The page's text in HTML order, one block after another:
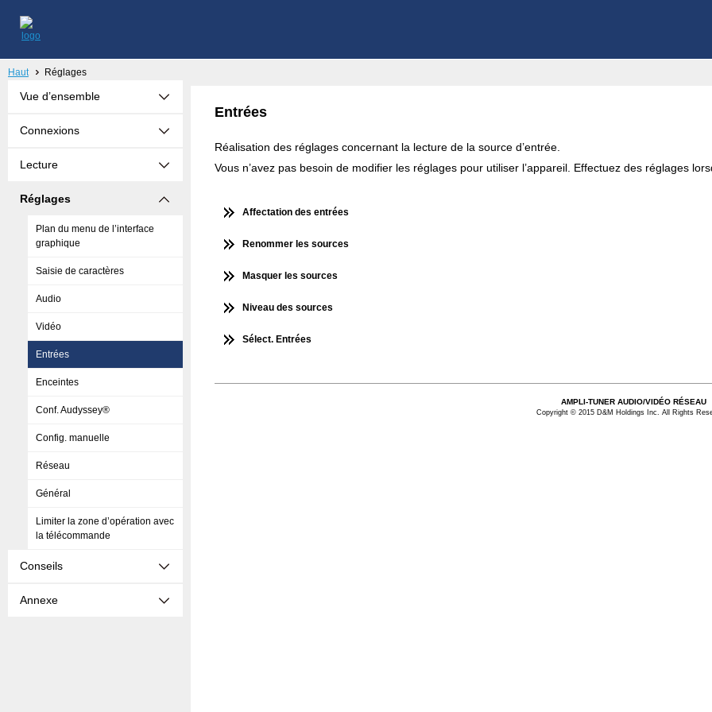
Haut Réglages
Vue d’ensemble
Connexions
Lecture
Réglages
Plan du menu de l’interface
graphique
Saisie de caractères
Audio
Vidéo
Entrées
Enceintes
Conf. Audyssey®
Config. manuelle
Réseau
Général
Limiter la zone d’opération avec
la télécommande
Conseils
Annexe
Entrées
Réalisation des réglages concernant la lecture de la source d’entrée.
Vous n’avez pas besoin de modifier les réglages pour utiliser l’appareil. Effectuez des réglages
Affectation des entrées
Renommer les sources
Masquer les sources
Niveau des sources
Sélect. Entrées
AMPLI-TUNER AUDIO/VIDÉO RÉSEAU
Copyright © 2015 D&M Holdings Inc. All Rights